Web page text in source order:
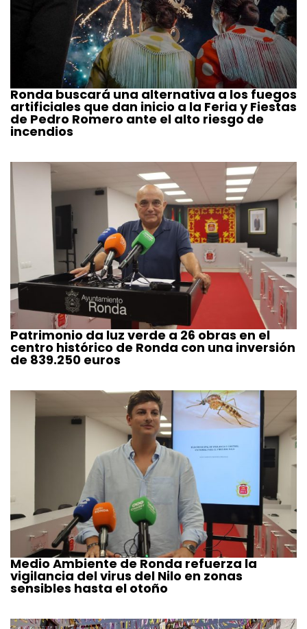
Ronda buscará una alternativa a los fuegos
artificiales que dan inicio a la Feria y Fiestas
de Pedro Romero ante el alto riesgo de
incendios
Patrimonio da luz verde a 26 obras en el
centro histórico de Ronda con una inversión
de 839.250 euros
Medio Ambiente de Ronda refuerza la
vigilancia del virus del Nilo en zonas
sensibles hasta el otoño